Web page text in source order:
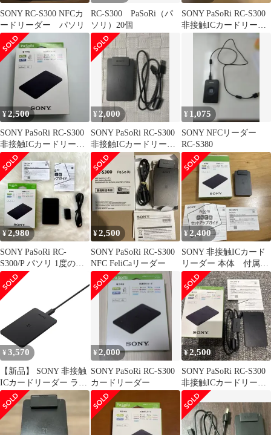
SONY RC-S300 NFCカ
ードリーダー パソリ
RC-S300 PaSoRi（パ
ソリ）20個
SONY PaSoRi RC-S300
非接触ICカードリーダ
¥2,500
SONY PaSoRi RC-S300
非接触ICカードリーダ
ー
¥ 2,000
SONY PaSoRi RC-S300
非接触ICカードリーダ
ー
¥ 1,075
SONY NFCリーダー
RC-S380
¥2,980
SONY PaSoRi RC-
S300/P パソリ 1度のみ
使用
¥2,500
SONY PaSoRi RC-S300
NFC FeliCaリーダー
¥2,400
SONY 非接触ICカード
リーダー 本体 付属ケ
ーブルなし
¥ 3,570
【新品】 SONY 非接触
ICカードリーダー ライ
ター PaSoRi パソリ
RCS300P FeliCa e-Tax
eLTAX マイナンバーカ
ード 交通系ICカード ソ
¥ 2,000
SONY PaSoRi RC-S300
カードリーダー
¥2,500
SONY PaSoRi RC-S300
非接触ICカードリーダ
ー